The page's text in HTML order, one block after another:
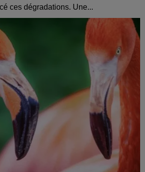
ces dégradations. Une...